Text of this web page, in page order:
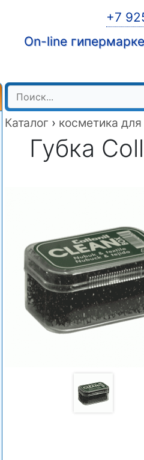
+7
On-line
Каталог › косметика
Губка